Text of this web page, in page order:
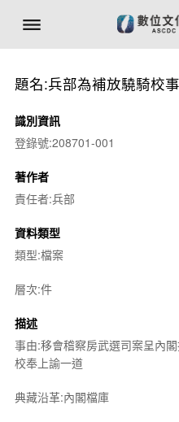
題名:兵部為補放驍騎校事
識別資訊
登錄號:208701-001
著作者
責任者:兵部
資料類型
類型:檔案
層次:件
描述
事由:移會稽察房武選司案呈內
校奉上諭一道
典藏沿革:內閣檔庫